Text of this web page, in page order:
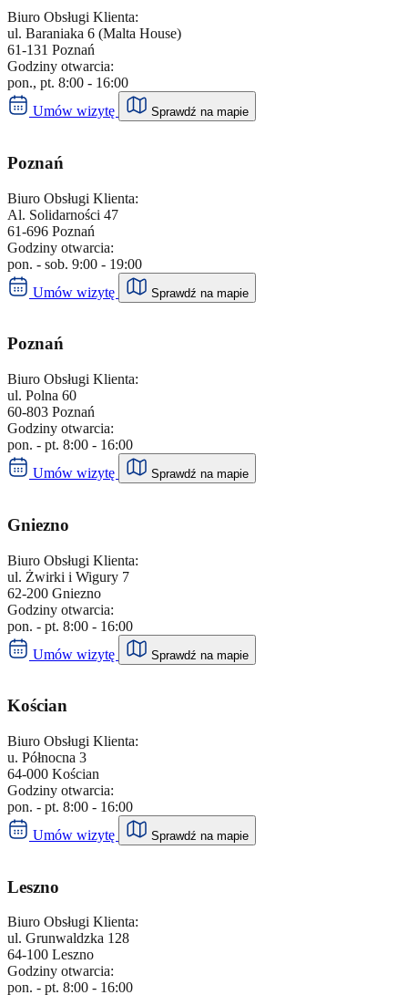
Gniezno
,ul. Żwirki i Wigury 7
pon. - pt. 8:00 - 16:00
Umów wizytę
Biuro Obsługi Klienta
Goleniów
,ul. Kilińskiego 17
pon. - pt. 8:00 - 16:00
Umów wizytę
Doładuj energię kodem przedpłatowym
,ul. Walczaka 37 66-400
pon. - pt. 8:00 - 16:00
Umów wizytę
Doładuj energię kodem przedpłatowym
Biuro Obsługi Klienta
,ul. Parkowa 5
pon. - pt. 8:00 - 16:00
Umów wizytę
Doładuj energię kodem przedpłatowym
Biuro Obsługi Klienta
Inowrocław
Umów wizytę
Doładuj energię kodem przedpłatowym
Biuro Obsługi Klienta
Kościan
, 64-000,Kościan
pon. - pt. 8:00 - 16:00
Doładuj energię kodem przedpłatowym
Biuro Obsługi Klienta
Krosno Odrzańskie
Biuro Obsługi Klienta:
ul. Baraniaka 6 (Malta House)
61-131 Poznań
Godziny otwarcia:
pon., pt. 8:00 - 16:00
Umów wizytę
Sprawdź na mapie
Poznań
Biuro Obsługi Klienta:
Al. Solidarności 47
61-696 Poznań
Godziny otwarcia:
pon. - sob. 9:00 - 19:00
Umów wizytę
Sprawdź na mapie
Poznań
Biuro Obsługi Klienta:
ul. Polna 60
60-803 Poznań
Godziny otwarcia:
pon. - pt. 8:00 - 16:00
Umów wizytę
Sprawdź na mapie
Gniezno
Biuro Obsługi Klienta:
ul. Żwirki i Wigury 7
62-200 Gniezno
Godziny otwarcia:
pon. - pt. 8:00 - 16:00
Umów wizytę
Sprawdź na mapie
Kościan
Biuro Obsługi Klienta:
u. Północna 3
64-000 Kościan
Godziny otwarcia:
pon. - pt. 8:00 - 16:00
Umów wizytę
Sprawdź na mapie
Leszno
Biuro Obsługi Klienta:
ul. Grunwaldzka 128
64-100 Leszno
Godziny otwarcia:
pon. - pt. 8:00 - 16:00